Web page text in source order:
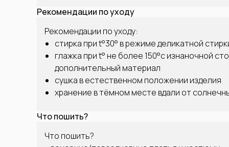
Рекомендации по уходу
Рекомендации по уходу:
стирка при t°30° в режиме деликатной
глажка при t° не более 150°с изнаночной
дополнительный материал
сушка в естественном положении изделия
хранение в тёмном месте вдали от
Что пошить?
Что пошить?